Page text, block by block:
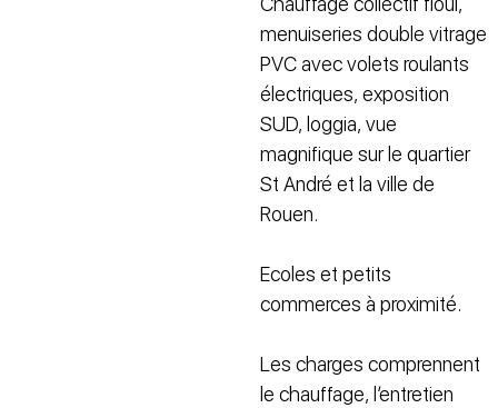
menuiseries double vitrage
PVC avec volets roulants
électriques, exposition
SUD, loggia, vue
magnifique sur le quartier
St André et la ville de
Rouen.
Ecoles et petits
commerces à proximité.
Les charges comprennent
le chauffage, l’entretien